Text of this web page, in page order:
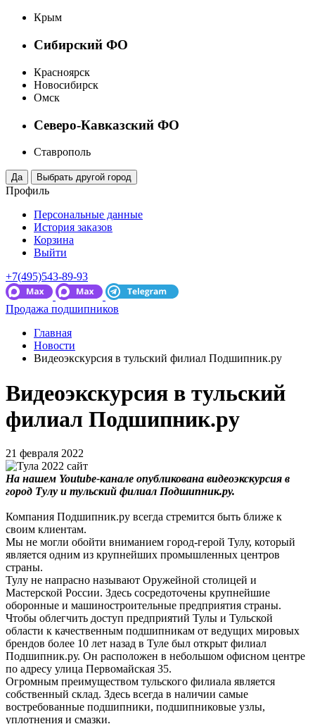
Крым
Сибирский ФО
Красноярск
Новосибирск
Омск
Северо-Кавказский ФО
Ставрополь
Профиль
Персональные данные
История заказов
Корзина
Выйти
+7(495)543-89-93
Продажа подшипников
Главная
Новости
Видеоэкскурсия в тульский филиал Подшипник.ру
Видеоэкскурсия в тульский
филиал Подшипник.ру
21 февраля 2022
На нашем Youtube-канале опубликована видеоэкскурсия в
город Тулу и тульский филиал Подшипник.ру.
Компания Подшипник.ру всегда стремится быть ближе к
своим клиентам.
Мы не могли обойти вниманием город-герой Тулу, который
является одним из крупнейших промышленных центров
страны.
Тулу не напрасно называют Оружейной столицей и
Мастерской России. Здесь сосредоточены крупнейшие
оборонные и машиностроительные предприятия страны.
Чтобы облегчить доступ предприятий Тулы и Тульской
области к качественным подшипникам от ведущих мировых
брендов более 10 лет назад в Туле был открыт филиал
Подшипник.ру. Он расположен в небольшом офисном центре
по адресу улица Первомайская 35.
Огромным преимуществом тульского филиала является
собственный склад. Здесь всегда в наличии самые
востребованные подшипники, подшипниковые узлы,
уплотнения и смазки.